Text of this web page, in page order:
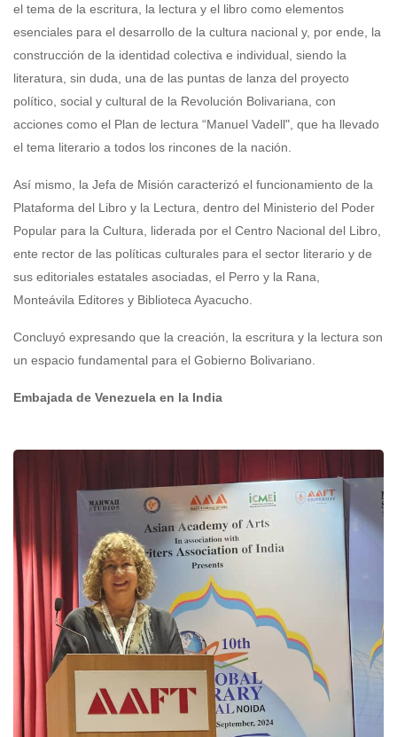
el tema de la escritura, la lectura y el libro como elementos
esenciales para el desarrollo de la cultura nacional y, por ende, la
construcción de la identidad colectiva e individual, siendo la
literatura, sin duda, una de las puntas de lanza del proyecto
político, social y cultural de la Revolución Bolivariana, con
acciones como el Plan de lectura “Manuel Vadell", que ha llevado
el tema literario a todos los rincones de la nación.
Así mismo, la Jefa de Misión caracterizó el funcionamiento de la
Plataforma del Libro y la Lectura, dentro del Ministerio del Poder
Popular para la Cultura, liderada por el Centro Nacional del Libro,
ente rector de las políticas culturales para el sector literario y de
sus editoriales estatales asociadas, el Perro y la Rana,
Monteávila Editores y Biblioteca Ayacucho.
Concluyó expresando que la creación, la escritura y la lectura son
un espacio fundamental para el Gobierno Bolivariano.
Embajada de Venezuela en la India